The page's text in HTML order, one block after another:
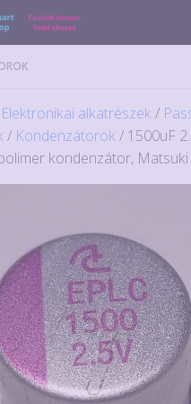
Elektronikai alkatrészek /
/ Kondenzátorok / 1500uF
kondenzátor, Matsuki